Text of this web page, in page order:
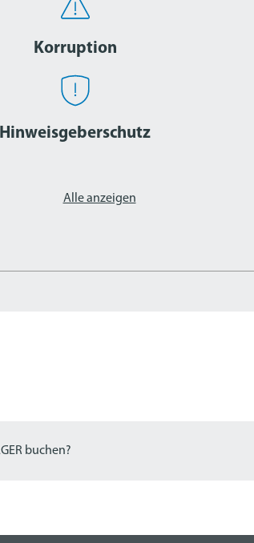
Korruption
Hinweisgeberschutz
Alle anzeigen
buchen?